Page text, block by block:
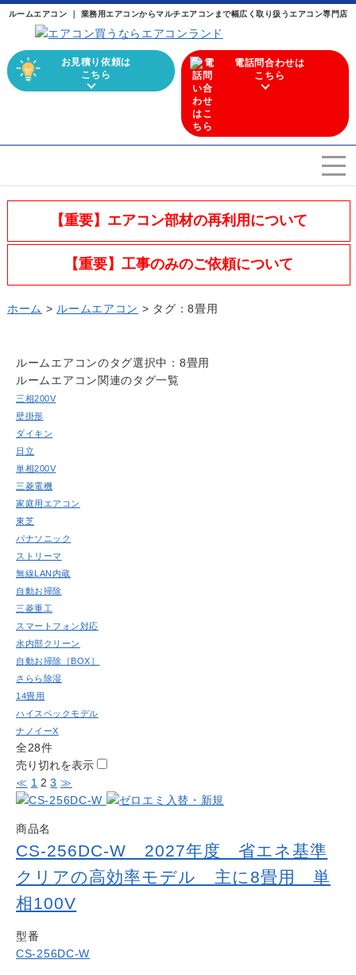
ルームエアコン ｜ 業務用エアコンからマルチエアコンまで幅広く取り扱うエアコン専門店
お見積り依頼は
こちら
電話問合わせは
こちら
エアコンを選ぶ
Airconditioner search
店舗案内
施工実績
よくある質問
Question
【重要】エアコン部材の再利用について
【重要】工事のみのご依頼について
ホーム > ルームエアコン > タグ：8畳用
ルームエアコンのタグ選択中：8畳用
ルームエアコン関連のタグ一覧
三相200V
壁掛形
ダイキン
日立
単相200V
三菱電機
家庭用エアコン
東芝
パナソニック
ストリーマ
無線LAN内蔵
自動お掃除
三菱重工
スマートフォン対応
水内部クリーン
自動お掃除［BOX］
さらら除湿
14畳用
ハイスペックモデル
ナノイーX
全28件
売り切れを表示
≪ 1 2 3 ≫
商品名
CS-256DC-W 2027年度 省エネ基準
クリアの高効率モデル 主に8畳用 単
相100V
型番
CS-256DC-W